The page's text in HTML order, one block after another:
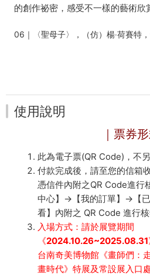
的創作祕密，感受不一樣的藝術欣
06｜〈聖母子〉，（仿）楊‧荷賽特
使用說明
｜票券
此為電子票(QR Code)，不
付款完成後，請至您的信箱
憑信件內附之QR Code進行
中心】→【我的訂單】→【
看】內附之 QR Code 進行核
入場方式：請於展覽期間
《
台南奇美博物館《畫師們：
畫時代》特展及常設展入口